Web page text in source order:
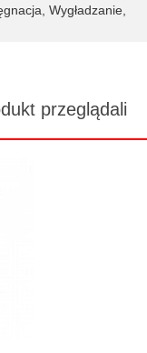
Wygładzanie,
przeglądali